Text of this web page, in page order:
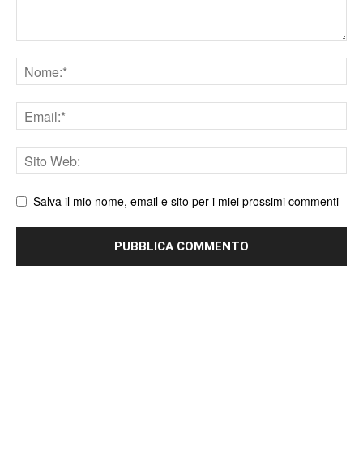
Nome
Email
Sito
web
Salva il mio nome, email e sito per i miei prossimi commenti